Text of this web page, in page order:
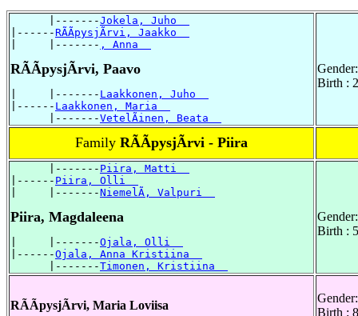
      |-------
Jokela, Juho
|------RÃÃpysjÃrvi, Jaakko
|     |------- , Anna
RÃÃpysjÃrvi, Paavo
|     |------- Laakkonen, Juho
|------ Laakkonen, Maria
      |-------
VetelÃinen, Beata
Birth :
Family RÃÃpysjÃrvi - Piira
      |-------
Piira, Matti
|------ Piira, Olli
|     |-------NiemelÃ, Valpuri
Piira, Magdaleena
|     |-------Ojala, Olli
|------Ojala, Anna Kristiina
      |-------
Timonen, Kristiina
Birth :
RÃÃpysjÃrvi, Maria Loviisa
Birth :